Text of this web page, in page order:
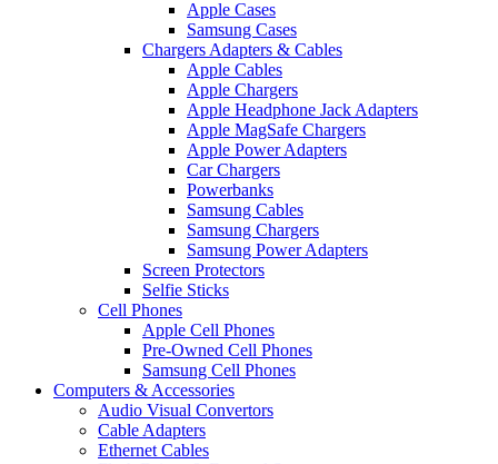
Apple Cases
Samsung Cases
Chargers Adapters & Cables
Apple Cables
Apple Chargers
Apple Headphone Jack Adapters
Apple MagSafe Chargers
Apple Power Adapters
Car Chargers
Powerbanks
Samsung Cables
Samsung Chargers
Samsung Power Adapters
Screen Protectors
Selfie Sticks
Cell Phones
Apple Cell Phones
Pre-Owned Cell Phones
Samsung Cell Phones
Computers & Accessories
Audio Visual Convertors
Cable Adapters
Ethernet Cables